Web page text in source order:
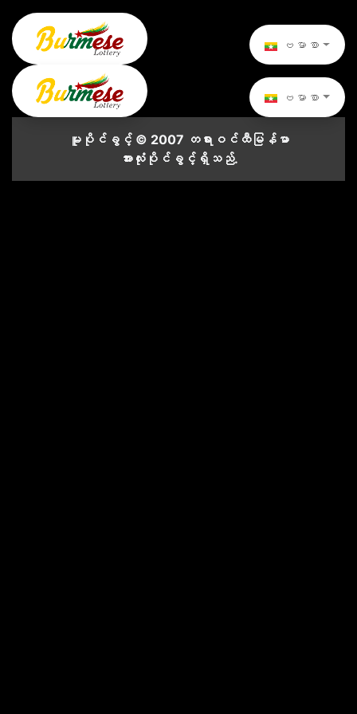
ဗမာစာ
ဗမာစာ
မူပိုင်ခွင့် © 2007 တရားဝင်ထီမြန်မာ
အားလုံးပိုင်ခွင့်ရှိသည်.